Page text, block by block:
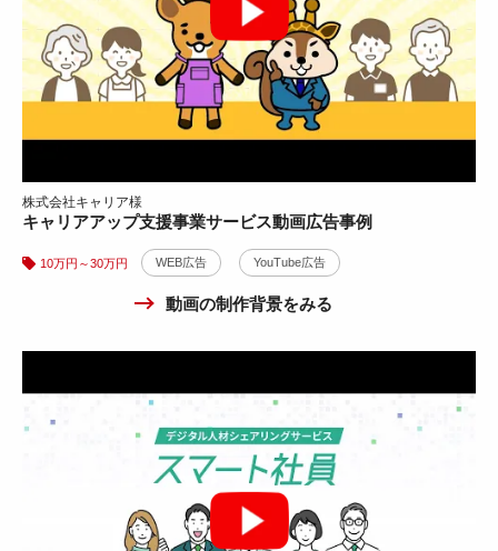
株式会社キャリア様
キャリアアップ支援事業サービス動画広告事例
10万円～30万円 WEB広告 YouTube広告
動画の制作背景をみる
10万円～30万円 WEB広告 YouTube広告
YouTube広告
Instagram広告